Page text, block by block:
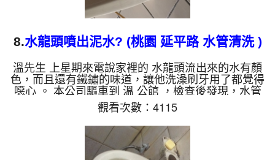
8.水龍頭噴出泥水? (桃園 延平路 水管清洗 )
溫先生 上星期來電說家裡的 水龍頭流出來的水有顏
色，而且還有鐵鏽的味道，讓他洗澡刷牙用了都覺得
噁心 。 本公司驅車到 溫 公館 ，檢查後發現，水管
管壁都是鐵鏽，這樣當然出水就變小了。 一開始水
龍頭管路就噴出泥水，看起來跟咖啡一樣，而且不斷
噴出。 水管裡的髒東西不斷流出來，水的顏色慢慢
變成透明，髒東西也越來越少，最後變成乾淨的清
水。 清洗水管 是利用 高週波脈衝式水管清洗機 ，將
觀看次數：4115